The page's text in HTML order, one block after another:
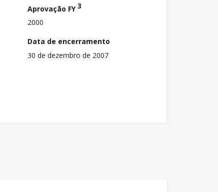
Aprovação FY3
2000
Data de encerramento
30 de dezembro de 2007